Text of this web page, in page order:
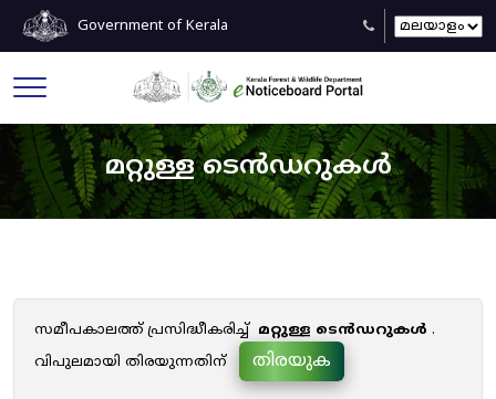
Government of Kerala
മറ്റുള്ള ടെൻഡറുകൾ
സമീപകാലത്ത് പ്രസിദ്ധീകരിച്ച് മറ്റുള്ള ടെൻഡറുകൾ .
വിപുലമായി തിരയുന്നതിന്
തിരയുക